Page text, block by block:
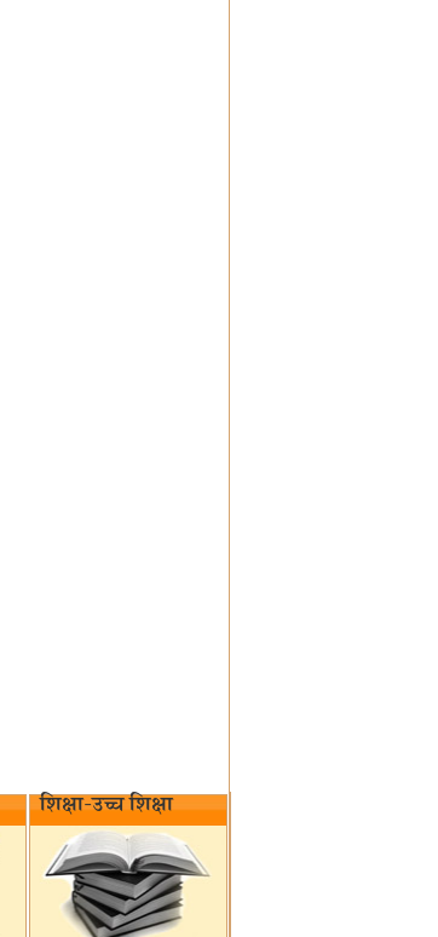
शिक्षा-उच्च शिक्षा